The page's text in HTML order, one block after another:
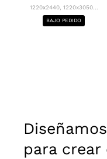
1220x2440, 1220x3050...
BAJO PEDIDO
para crear